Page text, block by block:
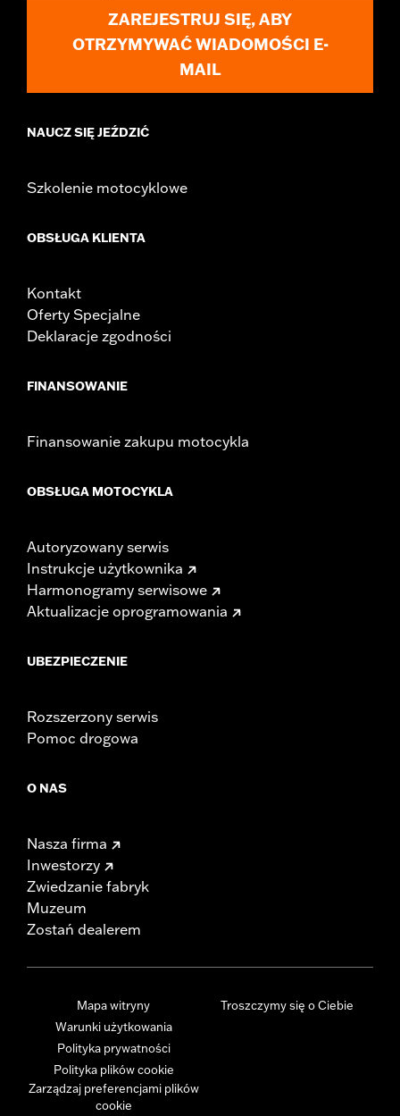
ZAREJESTRUJ SIĘ, ABY
OTRZYMYWAĆ WIADOMOŚCI E-
MAIL
NAUCZ SIĘ JEŹDZIĆ
Szkolenie motocyklowe
OBSŁUGA KLIENTA
Kontakt
Oferty Specjalne
Deklaracje zgodności
FINANSOWANIE
Finansowanie zakupu motocykla
OBSŁUGA MOTOCYKLA
Autoryzowany serwis
Instrukcje użytkownika
Harmonogramy serwisowe
Aktualizacje oprogramowania
UBEZPIECZENIE
Rozszerzony serwis
Pomoc drogowa
O NAS
Nasza firma
Inwestorzy
Zwiedzanie fabryk
Muzeum
Zostań dealerem
Mapa witryny
Warunki użytkowania
Polityka prywatności
Polityka plików cookie
Zarządzaj preferencjami plików
cookie
Troszczymy się o Ciebie